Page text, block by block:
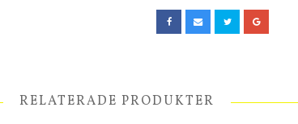
RELATERADE PRODUKTER